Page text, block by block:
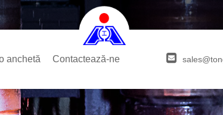
anchetă Contactează-ne